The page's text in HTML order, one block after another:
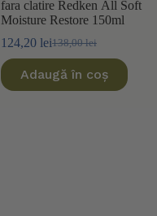
fara clatire Redken All Soft
Moisture Restore 150ml
138,00lei
Prețul
a
fost:
124,20 leiPrețul
este:
124,20 lei.
Adaugă în coș